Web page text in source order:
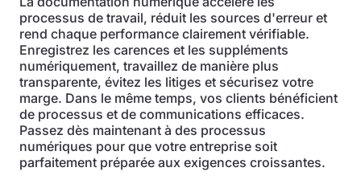
processus de travail, réduit les sources d'erreur et
rend chaque performance clairement vérifiable.
Enregistrez les carences et les suppléments
numériquement, travaillez de manière plus
transparente, évitez les litiges et sécurisez votre
marge. Dans le même temps, vos clients bénéficient
de processus et de communications efficaces.
Passez dès maintenant à des processus
numériques pour que votre entreprise soit
parfaitement préparée aux exigences croissantes.